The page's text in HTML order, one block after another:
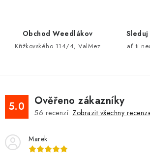
y
ý
p
i
s
u
Obchod Weedlákov
Křižkovského 114/4, ValMez
Sleduj
ať ti
5.0 Ověřeno zákazníky
56 recenzí. Zobrazit všechny
Marek